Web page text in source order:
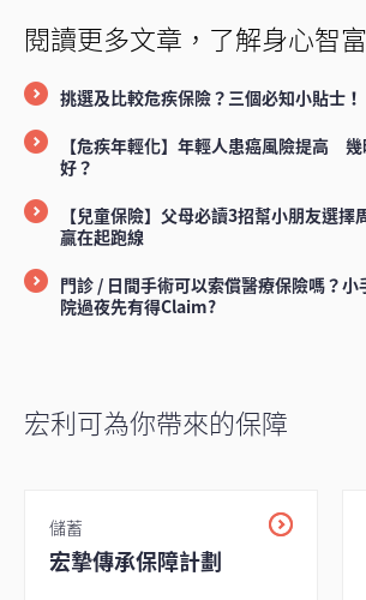
閱讀更多文章，了解身心智
挑選及比較危疾保險？三個必知小貼士！
【危疾年輕化】年輕人患癌風險提高
好？
【兒童保險】父母必讀3招幫小朋友選擇
贏在起跑線
門診 / 日間手術可以索償醫療保險嗎？小
院過夜先有得Claim?
宏利可為你帶來的保障
儲蓄
宏摯傳承保障計劃